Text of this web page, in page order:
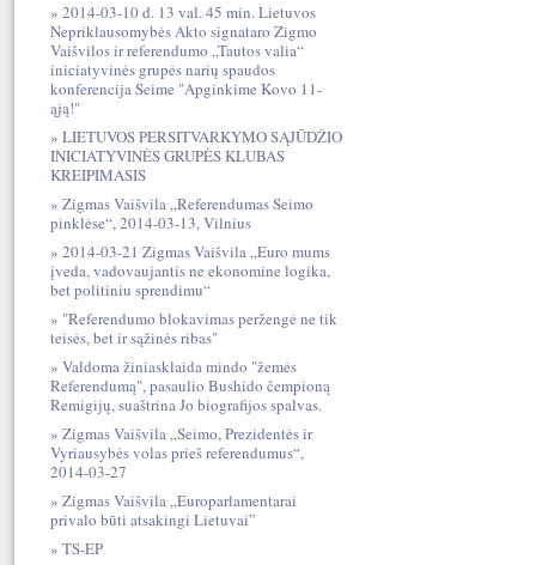
2014-03-10 d. 13 val. 45 min. Lietuvos
Nepriklausomybės Akto signataro Zigmo
Vaišvilos ir referendumo „Tautos valia“
iniciatyvinės grupės narių spaudos
konferencija Seime "Apginkime Kovo 11-
ąją!"
LIETUVOS PERSITVARKYMO SĄJŪDŽIO
INICIATYVINĖS GRUPĖS KLUBAS
KREIPIMASIS
Zigmas Vaišvila „Referendumas Seimo
pinklėse“, 2014-03-13, Vilnius
2014-03-21 Zigmas Vaišvila „Euro mums
įveda, vadovaujantis ne ekonomine logika,
bet politiniu sprendimu“
"Referendumo blokavimas peržengė ne tik
teisės, bet ir sąžinės ribas"
Valdoma žiniasklaida mindo "žemės
Referendumą", pasaulio Bushido čempioną
Remigijų, suaštrina Jo biografijos spalvas.
Zigmas Vaišvila „Seimo, Prezidentės ir
Vyriausybės volas prieš referendumus“,
2014-03-27
Zigmas Vaišvila „Europarlamentarai
privalo būti atsakingi Lietuvai”
TS-EP